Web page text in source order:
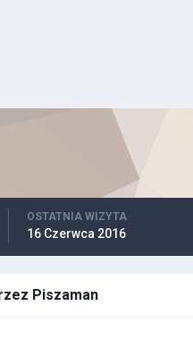
OSTATNIA WIZYTA
16 Czerwca 2016
Piszaman